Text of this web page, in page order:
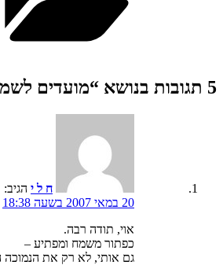
5 תגובות בנושא “מועדים לשמחה”
ח ל י הגיב:
20 במאי 2007 בשעה 18:38
אוי, תודה רבה.
כפתור משמח ומפתיע –
גם אותי, לא רק את הנמוכה